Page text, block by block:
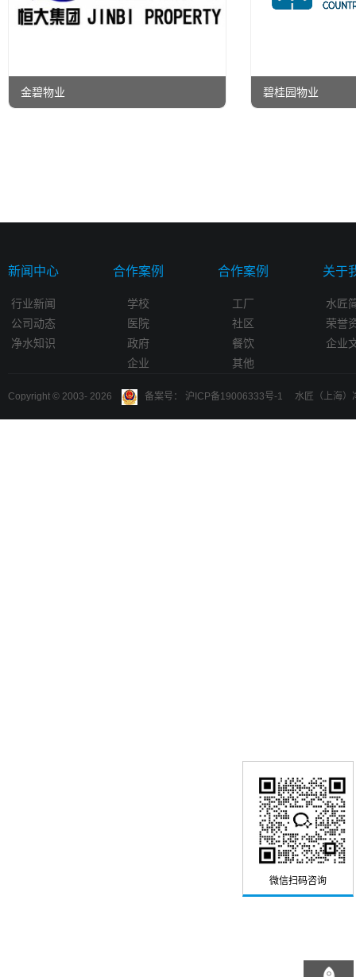
金碧物业 碧桂园物业
新闻中心
行业新闻
公司动态
净水知识
合作案例
学校
医院
政府
企业
合作案例
工厂
社区
餐饮
其他
关于
水匠
荣誉
企业
Copyright © 2003- 2026 备案号： 沪ICP备19006333号-1 水匠（上海）
微信扫码咨询